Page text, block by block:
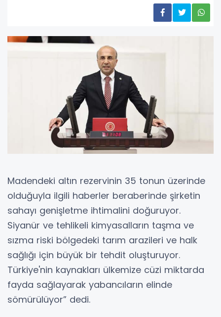
Madendeki altın rezervinin 35 tonun üzerinde
olduğuyla ilgili haberler beraberinde şirketin
sahayı genişletme ihtimalini doğuruyor.
Siyanür ve tehlikeli kimyasalların taşma ve
sızma riski bölgedeki tarım arazileri ve halk
sağlığı için büyük bir tehdit oluşturuyor.
Türkiye'nin kaynakları ülkemize cüzi miktarda
fayda sağlayarak yabancıların elinde
sömürülüyor” dedi.